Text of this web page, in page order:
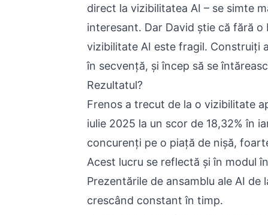
direct la vizibilitatea AI – se simte
interesant. Dar David știe că fără o
vizibilitate AI este fragil. Construiți
în secvență, și încep să se
Rezultatul?
Frenos a trecut de la o vizibilitate
iulie 2025 la un scor de 18,32% în
concurenți pe o piață de nișă,
Acest lucru se reflectă și în modul
Prezentările de ansamblu ale AI de
crescând constant în timp.